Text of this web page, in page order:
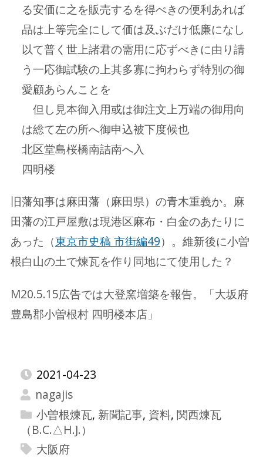
る安価に之を販売するを得べきの便利あれば
品は上等完全にして価は及ぶだけ低廉になし
以て普く世上諸君の需用に応ずべきに由り請
う一応御試験の上其多寡に拘わらず特別の御
愛顧あらんことを
但し見本御入用或は御注文上万端の御用向
は総て左の所へ御申込被下度候也
北区堂島桜橋南詰南へ入
四明楼
旧藩知事は麻田藩（麻田県）の青木重義か。麻
田藩の江戸屋敷は現港区麻布・白金のあたりに
あった（東京市史稿 市街編49）。維新後に小曽
根白山の土で煉瓦を作り同地にて使用した？
M20.5.15広告では大登窯増築を報告。「大坂府
豊島郡小曽根村 四明楼本店」
2021-04-23
nagajis
小曽根煉瓦, 新聞記事, 資料, 関西煉瓦
（B.C.△H.J.）
大阪府